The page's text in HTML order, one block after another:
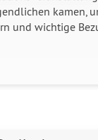
kamen,
und wichtige